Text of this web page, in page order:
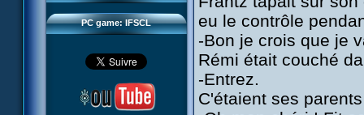
PC game: IFSCL
eu le contrôle
-Bon je crois que je
Rémi était couché
-Entrez.
C'étaient ses